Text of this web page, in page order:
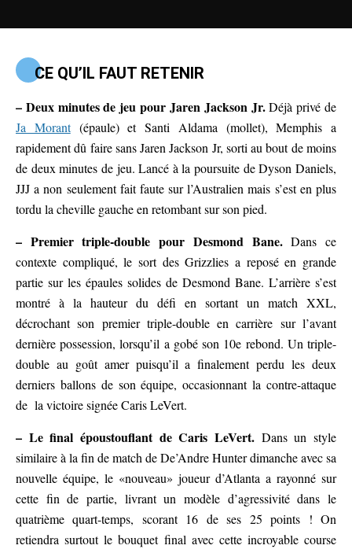
CE QU’IL FAUT RETENIR
– Deux minutes de jeu pour Jaren Jackson Jr.Déjà privé de
Ja Morant(épaule) et Santi Aldama (mollet), Memphis a
rapidement dû faire sans Jaren Jackson Jr, sorti au bout de moins
de deux minutes de jeu. Lancé à la poursuite de Dyson Daniels,
JJJ a non seulement fait faute sur l’Australien mais s’est en plus
tordu la cheville gauche en retombant sur son pied.
– Premier triple-double pour Desmond Bane.Dans ce
contexte compliqué, le sort des Grizzlies a reposé en grande
partie sur les épaules solides de Desmond Bane. L’arrière s’est
montré à la hauteur du défi en sortant un match XXL,
décrochant son premier triple-double en carrière sur l’avant
dernière possession, lorsqu’il a gobé son 10e rebond. Un triple-
double au goût amer puisqu’il a finalement perdu les deux
derniers ballons de son équipe, occasionnant la contre-attaque
de la victoire signée Caris LeVert.
– Le final époustouflant de Caris LeVert. Dans un style
similaire à la fin de match de De’Andre Hunter dimanche avec sa
nouvelle équipe, le «nouveau» joueur d’Atlanta a rayonné sur
cette fin de partie, livrant un modèle d’agressivité dans le
quatrième quart-temps, scorant 16 de ses 25 points ! On
retiendra surtout le bouquet final avec cette incroyable course